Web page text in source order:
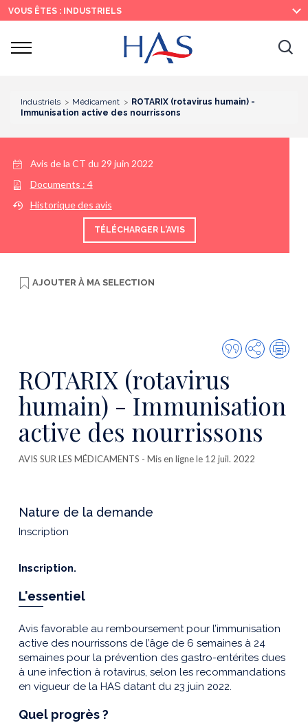
Recherche
Menu
principal
Contenu
principal
VOUS ÊTES : INDUSTRIELS
Ouvrir
Industriels Médicament
ROTARIX (rotavirus humain) -
Immunisation active des nourrissons
Avis de la CT du 29 juin 2022
Documents : 4
Historique des avis
TÉLÉCHARGER L'AVIS
AJOUTER À MA SELECTION
Citer
cette
Partager
ROTARIX (rotavirus
humain) - Immunisation
active des nourrissons
AVIS SUR LES MÉDICAMENTS - Mis en ligne le 12 juil. 2022
Nature de la demande
Inscription
Inscription.
L'essentiel
Avis favorable au remboursement pour l’immunisation
active des nourrissons de l’âge de 6 semaines à 24
semaines pour la prévention des gastro-entérites dues
à une infection à rotavirus, selon les recommandations
en vigueur de la HAS datant du 23 juin 2022.
Quel progrès ?